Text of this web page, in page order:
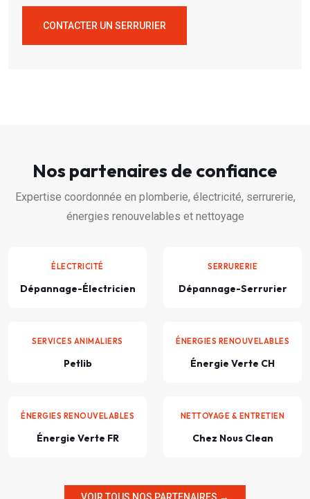
CONTACTER UN SERRURIER
Nos partenaires de confiance
Expertise coordonnée en plomberie, électricité, serrurerie,
énergies renouvelables et nettoyage
ÉLECTRICITÉ
Dépannage-Électricien
SERRURERIE
Dépannage-Serrurier
SERVICES ANIMALIERS
Petlib
ÉNERGIES RENOUVELABLES
Énergie Verte CH
ÉNERGIES RENOUVELABLES
Énergie Verte FR
NETTOYAGE & ENTRETIEN
Chez Nous Clean
VOIR TOUS NOS PARTENAIRES →